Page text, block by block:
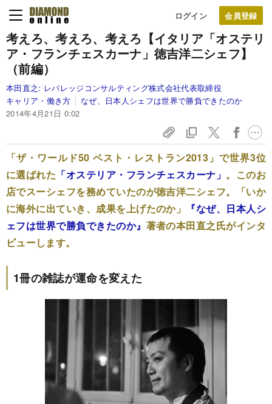
ログイン
考えろ、考えろ、考えろ 【イタリア「オステリ
ア・フランチェスカーナ」徳吉洋二シェフ】
（前編）
本田直之: レバレッジコンサルティング株式会社代表取締役
キャリア・働き方
なぜ、日本人シェフは世界で勝負できたのか
2014年4月21日 0:02
「ザ・ワールド50 ベスト・レストラン2013」で世界3位
に選ばれた 「オステリア・フランチェスカーナ」 。このお
店でスーシェフを務めていたのが徳吉洋二シェフ。「いか
に海外に出ていき、成果を上げたのか」
『なぜ、日本人シ
ェフは世界で勝負できたのか』 著者の本田直之氏がインタ
ビューします。
1冊の雑誌が運命を変えた